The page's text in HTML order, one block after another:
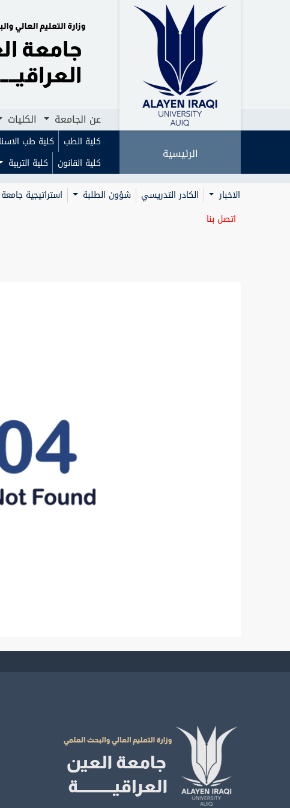
الرئيسية الكليات
عن الجامعة الكليات
الرئيسية
كلية الطب كلية طب
كلية القانون
كلية التربية
الاخبار
الكادر التدريسي شؤون الطلبة استراتيجية
اتصل بنا